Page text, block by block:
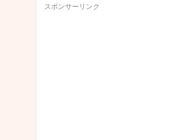
スポンサーリンク